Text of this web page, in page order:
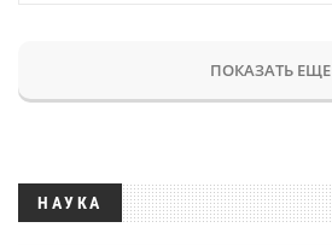
ПОКАЗАТЬ ЕЩЕ
НАУКА